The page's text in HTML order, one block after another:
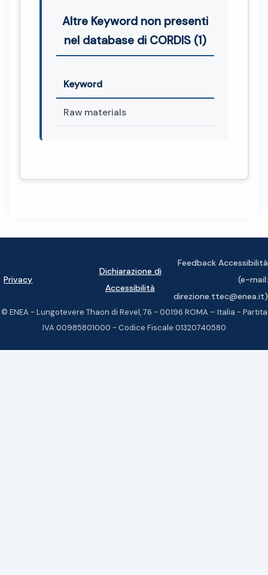
Altre Keyword non presenti
nel database di CORDIS (1)
Keyword
Raw materials
Privacy
Dichiarazione di
Accessibilità
Feedback Accessibilità
(e-mail:
direzione.ttec@enea.it)
© ENEA - Lungotevere Thaon di Revel, 76 - 00196 ROMA – Italia - Partita
IVA 00985801000 - Codice Fiscale 01320740580